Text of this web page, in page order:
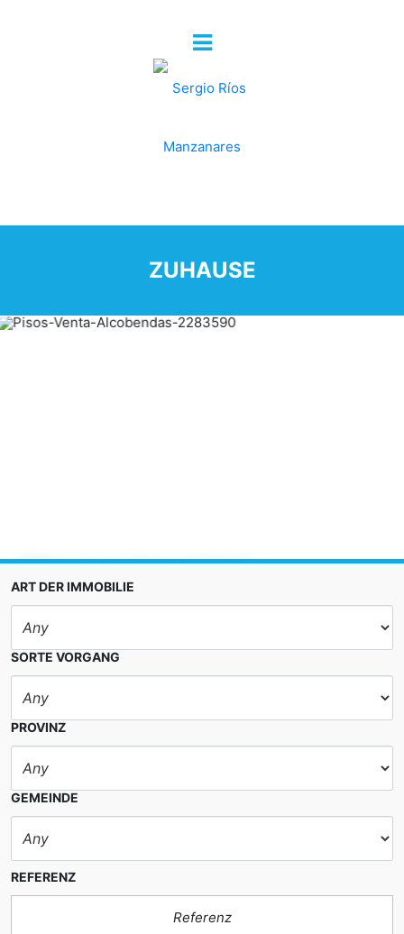
ZUHAUSE
Wohnungen, Verkauf, Norte
ART DER IMMOBILIE
SORTE VORGANG
PROVINZ
GEMEINDE
REFERENZ